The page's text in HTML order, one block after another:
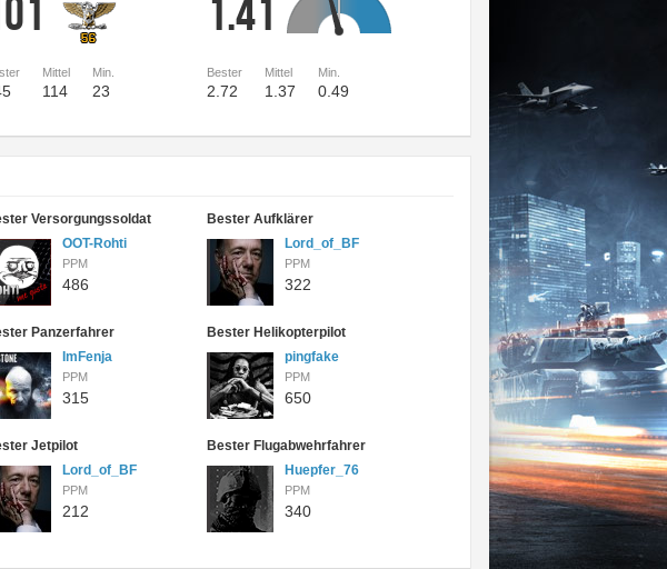
Mittel
114
Min.
23
1.41
Bester
2.72
Mittel
1.37
Min.
0.49
Versorgungssoldat
OOT-Rohti
PPM
486
Panzerfahrer
ImFenja
PPM
315
Jetpilot
Lord_of_BF
PPM
212
Bester Aufklärer
Lord_of_BF
PPM
322
Bester Helikopterpilot
pingfake
PPM
650
Bester Flugabwehrfahrer
Huepfer_76
PPM
340